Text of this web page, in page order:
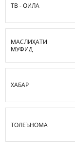
ТВ - ОИЛА
МАСЛИҲАТИ
МУФИД
ХАБАР
ТОЛЕЪНОМА